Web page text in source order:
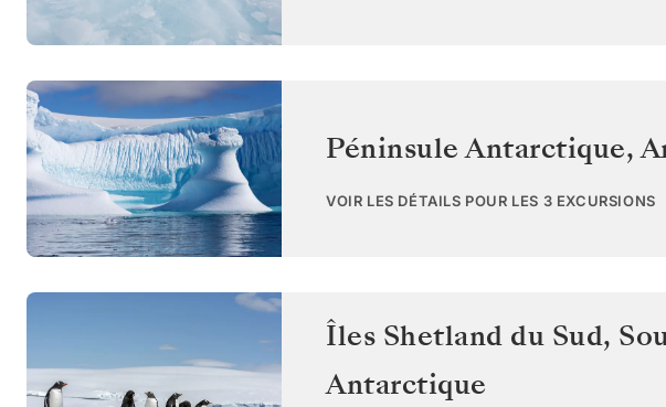
Péninsule Antarctique,
VOIR LES DÉTAILS POUR LES 3 EXCURSIONS
Îles Shetland du Sud,
Antarctique